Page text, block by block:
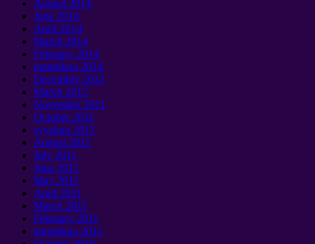
August 2014
June 2014
April 2014
March 2014
February 2014
tammikuu 2014
December2012
March 2012
November2011
October2011
syyskuu 2011
August 2011
July 2011
June 2011
May 2011
April 2011
March 2011
February 2011
tammikuu 2011